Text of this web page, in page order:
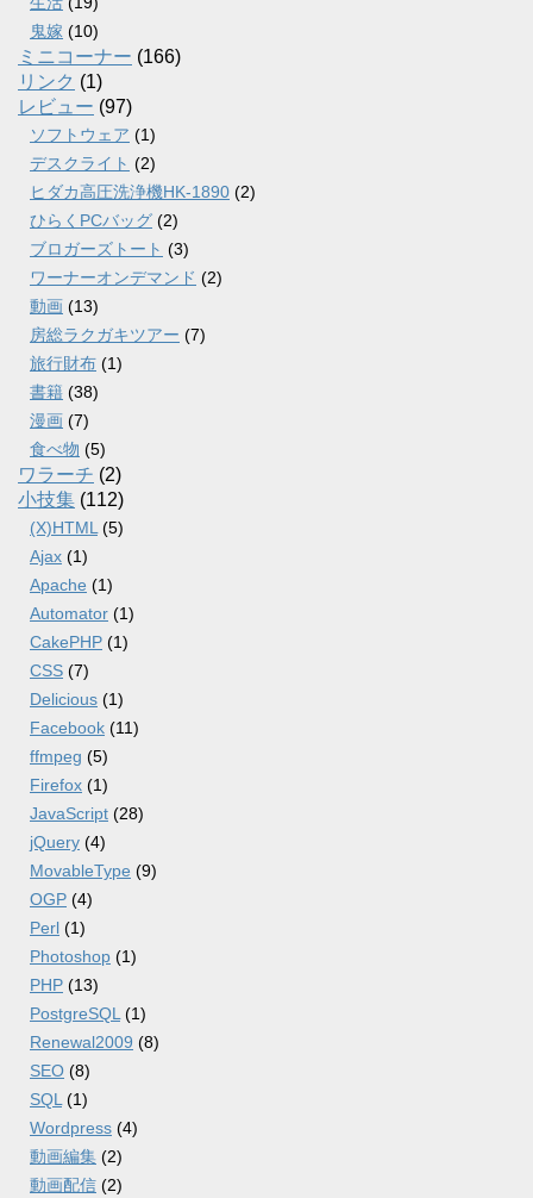
鬼嫁 (10)
ミニコーナー (166)
リンク (1)
レビュー (97)
ソフトウェア (1)
デスクライト (2)
ヒダカ高圧洗浄機HK-1890 (2)
ひらくPCバッグ (2)
ブロガーズトート (3)
ワーナーオンデマンド (2)
動画 (13)
房総ラクガキツアー (7)
旅行財布 (1)
書籍 (38)
漫画 (7)
食べ物 (5)
ワラーチ (2)
小技集 (112)
(X)HTML (5)
Ajax (1)
Apache (1)
Automator (1)
CakePHP (1)
CSS (7)
Delicious (1)
Facebook (11)
ffmpeg (5)
Firefox (1)
JavaScript (28)
jQuery (4)
MovableType (9)
OGP (4)
Perl (1)
Photoshop (1)
PHP (13)
PostgreSQL (1)
Renewal2009 (8)
SEO (8)
SQL (1)
Wordpress (4)
動画編集 (2)
動画配信 (2)